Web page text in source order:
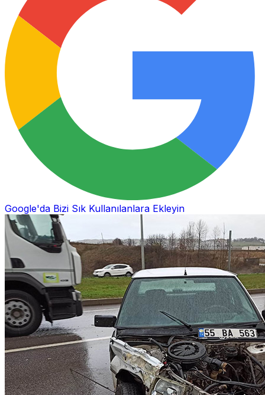
Google'da Bizi Sık Kullanılanlara Ekleyin